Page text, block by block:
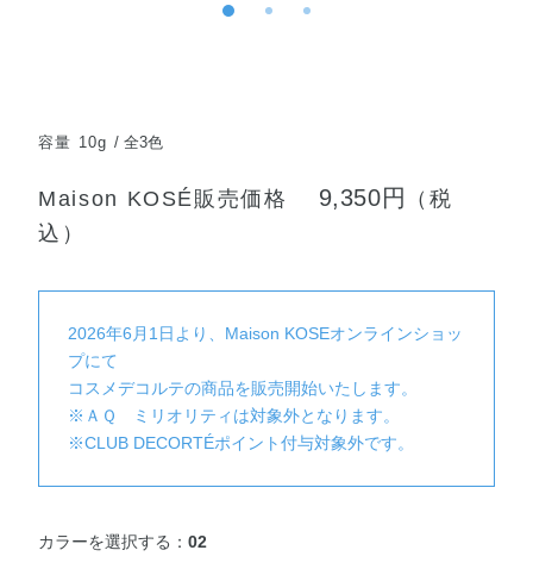
容量 10g 全3色
Maison KOSÉ販売価格 9,350円
（税
込）
2026年6月1日より、Maison KOSEオンラインショッ
プにて
コスメデコルテの商品を販売開始いたします。
※ＡＱ ミリオリティは対象外となります。
※CLUB DECORTÉポイント付与対象外です。
カラーを選択する：02